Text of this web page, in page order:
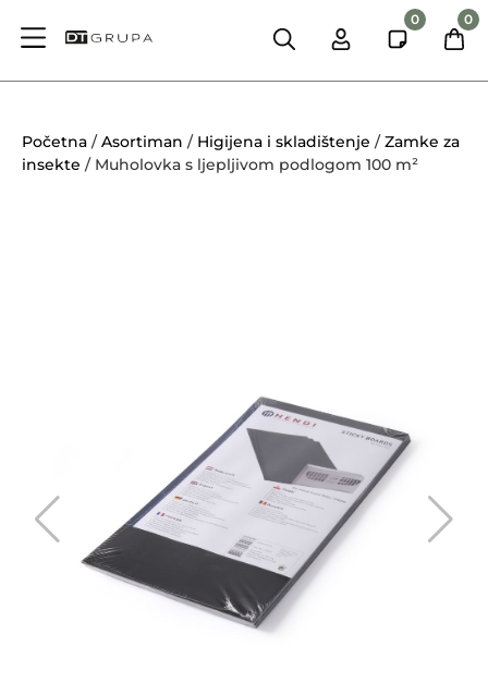
0 0
Početna /Asortiman / Higijena i skladištenje /Zamke za
insekte / Muholovka s ljepljivom podlogom 100 m²